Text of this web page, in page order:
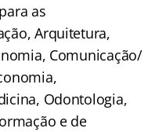
as
Arquitetura,
Comunicação/
Odontologia,
e de